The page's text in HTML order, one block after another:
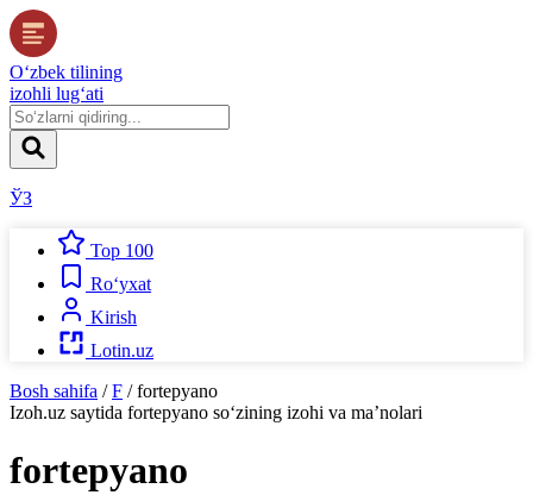
O‘zbek tilining
izohli lug‘ati
ЎЗ
Top 100
Ro‘yxat
Kirish
Lotin.uz
Bosh sahifa / F / fortepyano
Izoh.uz saytida fortepyano so‘zining izohi va ma’nolari
fortepyano